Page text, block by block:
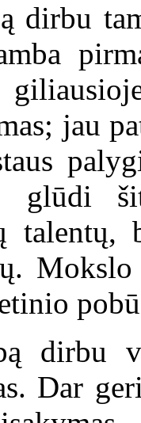
dirbu
jau
glūdi
dirbu
Dar